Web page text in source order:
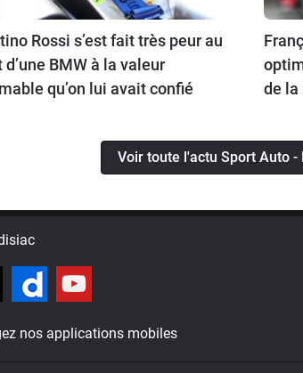
Rossi s’est fait très peur au
BMW à la valeur
qu’on lui avait confié
de la
Voir toute l'actu Sport Auto -
nos applications mobiles